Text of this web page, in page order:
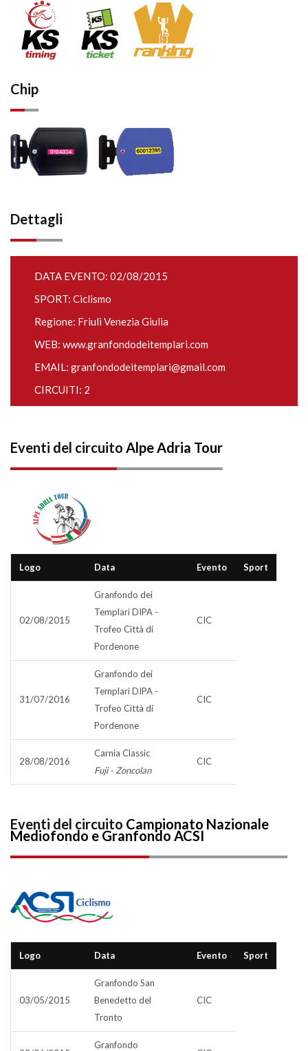
Chip
Dettagli
DATA EVENTO: 02/08/2015
SPORT: Ciclismo
Regione: Friuli Venezia Giulia
WEB: www.granfondodeitemplari.com
EMAIL: granfondodeitemplari@gmail.com
CIRCUITI: 2
Eventi del circuito Alpe Adria Tour
Logo Data Evento Sport
02/08/2015
Granfondo dei
Templari DIPA -
Trofeo Città di
Pordenone
CIC
31/07/2016
Granfondo dei
Templari DIPA -
Trofeo Città di
Pordenone
CIC
28/08/2016
Carnia Classic
Fuji - Zoncolan
CIC
Eventi del circuito Campionato Nazionale
Mediofondo e Granfondo ACSI
Logo Data Evento Sport
03/05/2015
Granfondo San
Benedetto del
Tronto
CIC
Granfondo